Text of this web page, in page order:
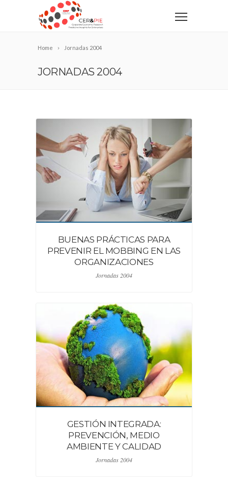
Home Jornadas 2004
JORNADAS 2004
BUENAS PRÁCTICAS PARA
PREVENIR EL MOBBING EN LAS
ORGANIZACIONES
Jornadas 2004
GESTIÓN INTEGRADA:
PREVENCIÓN, MEDIO
AMBIENTE Y CALIDAD
Jornadas 2004